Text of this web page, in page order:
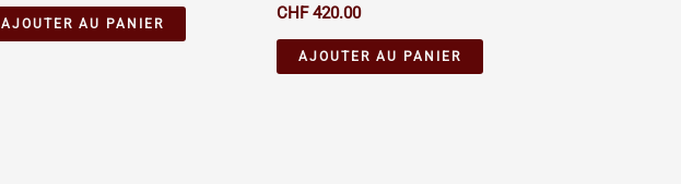
AJOUTER AU PANIER
CHF420.00
AJOUTER AU PANIER